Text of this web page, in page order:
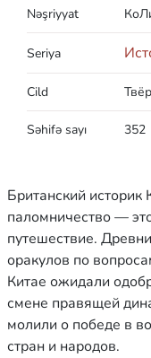
Nəşriyyat
Seriya
Cild
Səhifə sayı 352
Британский историк
паломничество —
путешествие.
оракулов по
Китае ожидали
смене правящей
молили о победе в
стран и народов.